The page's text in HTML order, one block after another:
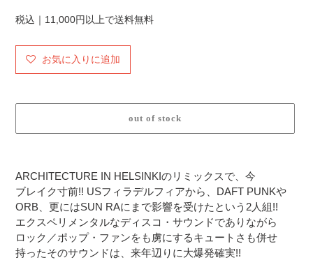
元
税込｜11,000円以上で送料無料
お気に入りに追加
out of stock
ー
ト
に
商
品
を
ARCHITECTURE IN HELSINKIのリミックスで、今
ブレイク寸前!! USフィラデルフィアから、DAFT PUNKや
ORB、更にはSUN RAにまで影響を受けたという2人組!!
エクスペリメンタルなディスコ・サウンドでありながら
ロック／ポップ・ファンをも虜にするキュートさも併せ
持ったそのサウンドは、来年辺りに大爆発確実!!